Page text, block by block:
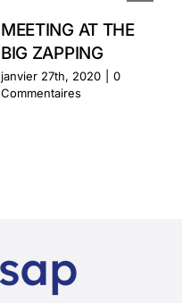
MEETING AT THE
BIG ZAPPING
janvier 27th, 2020
0
Commentaires